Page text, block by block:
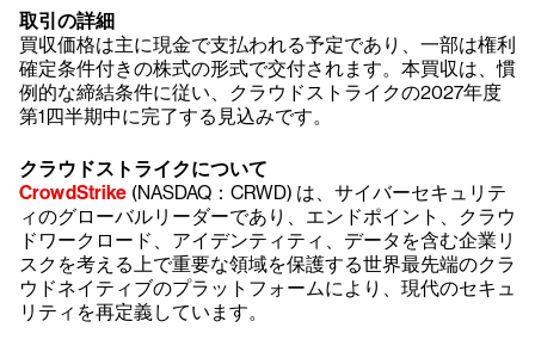
取引の詳細
買収価格は主に現金で支払われる予定であり、一部は権利
確定条件付きの株式の形式で交付されます。本買収は、慣
例的な締結条件に従い、クラウドストライクの2027年度
第1四半期中に完了する見込みです。
クラウドストライクについて
CrowdStrike (NASDAQ：CRWD) は、サイバーセキュリテ
ィのグローバルリーダーであり、エンドポイント、クラウ
ドワークロード、アイデンティティ、データを含む企業リ
スクを考える上で重要な領域を保護する世界最先端のクラ
ウドネイティブのプラットフォームにより、現代のセキュ
リティを再定義しています。